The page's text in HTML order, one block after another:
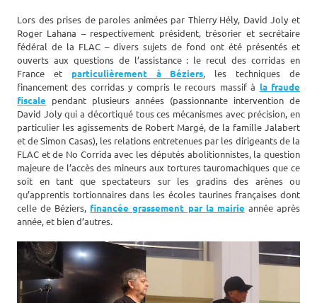
Lors des prises de paroles animées par Thierry Hély, David Joly et
Roger Lahana – respectivement président, trésorier et secrétaire
fédéral de la FLAC – divers sujets de fond ont été présentés et
ouverts aux questions de l’assistance : le recul des corridas en
France et particulièrement à Béziers, les techniques de
financement des corridas y compris le recours massif à la fraude
fiscale pendant plusieurs années (passionnante intervention de
David Joly qui a décortiqué tous ces mécanismes avec précision, en
particulier les agissements de Robert Margé, de la famille Jalabert
et de Simon Casas), les relations entretenues par les dirigeants de la
FLAC et de No Corrida avec les députés abolitionnistes, la question
majeure de l’accès des mineurs aux tortures tauromachiques que ce
soit en tant que spectateurs sur les gradins des arènes ou
qu’apprentis tortionnaires dans les écoles taurines françaises dont
celle de Béziers, financée grassement par la mairie année après
année, et bien d’autres.